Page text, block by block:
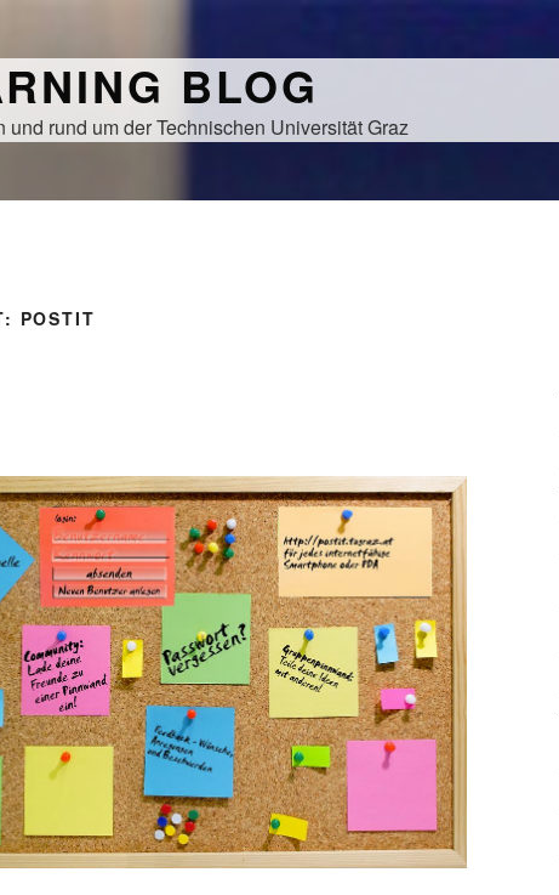
BLOG
und rund um der Technischen Universität Graz
POSTIT